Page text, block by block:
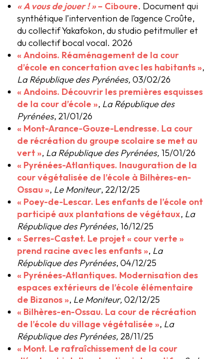
« A vous de jouer ! »– Ciboure. Document qui
synthétique l’intervention de l’agence Croûte,
du collectif Yakafokon, du studio petitmuller et
du collectif bocal vocal. 2026
« Andoins. Réaménagement de la cour
d’école en concertation avec les habitants »,
La République des Pyrénées, 03/02/26
« Andoins. Découvrir les premières esquisses
de la cour d’école », La République des
Pyrénées, 21/01/26
« Mont-Arance-Gouze-Lendresse. La cour
de récréation du groupe scolaire se met au
vert », La République des Pyrénées, 15/01/26
« Pyrénées-Atlantiques. Inauguration de la
cour végétalisée de l’école à Bilhères-en-
Ossau », Le Moniteur, 22/12/25
« Poey-de-Lescar. Les enfants de l’école ont
participé aux plantations de végétaux, La
République des Pyrénées, 16/12/25
« Serres-Castet. Le projet « cour verte »
prend racine avec les enfants », La
République des Pyrénées, 04/12/25
« Pyrénées-Atlantiques. Modernisation des
espaces extérieurs de l’école élémentaire
de Bizanos », Le Moniteur, 02/12/25
« Bilhères-en-Ossau. La cour de récréation
de l’école du village végétalisée », La
République des Pyrénées, 28/11/25
« Mont. Le rafraîchissement de la cour